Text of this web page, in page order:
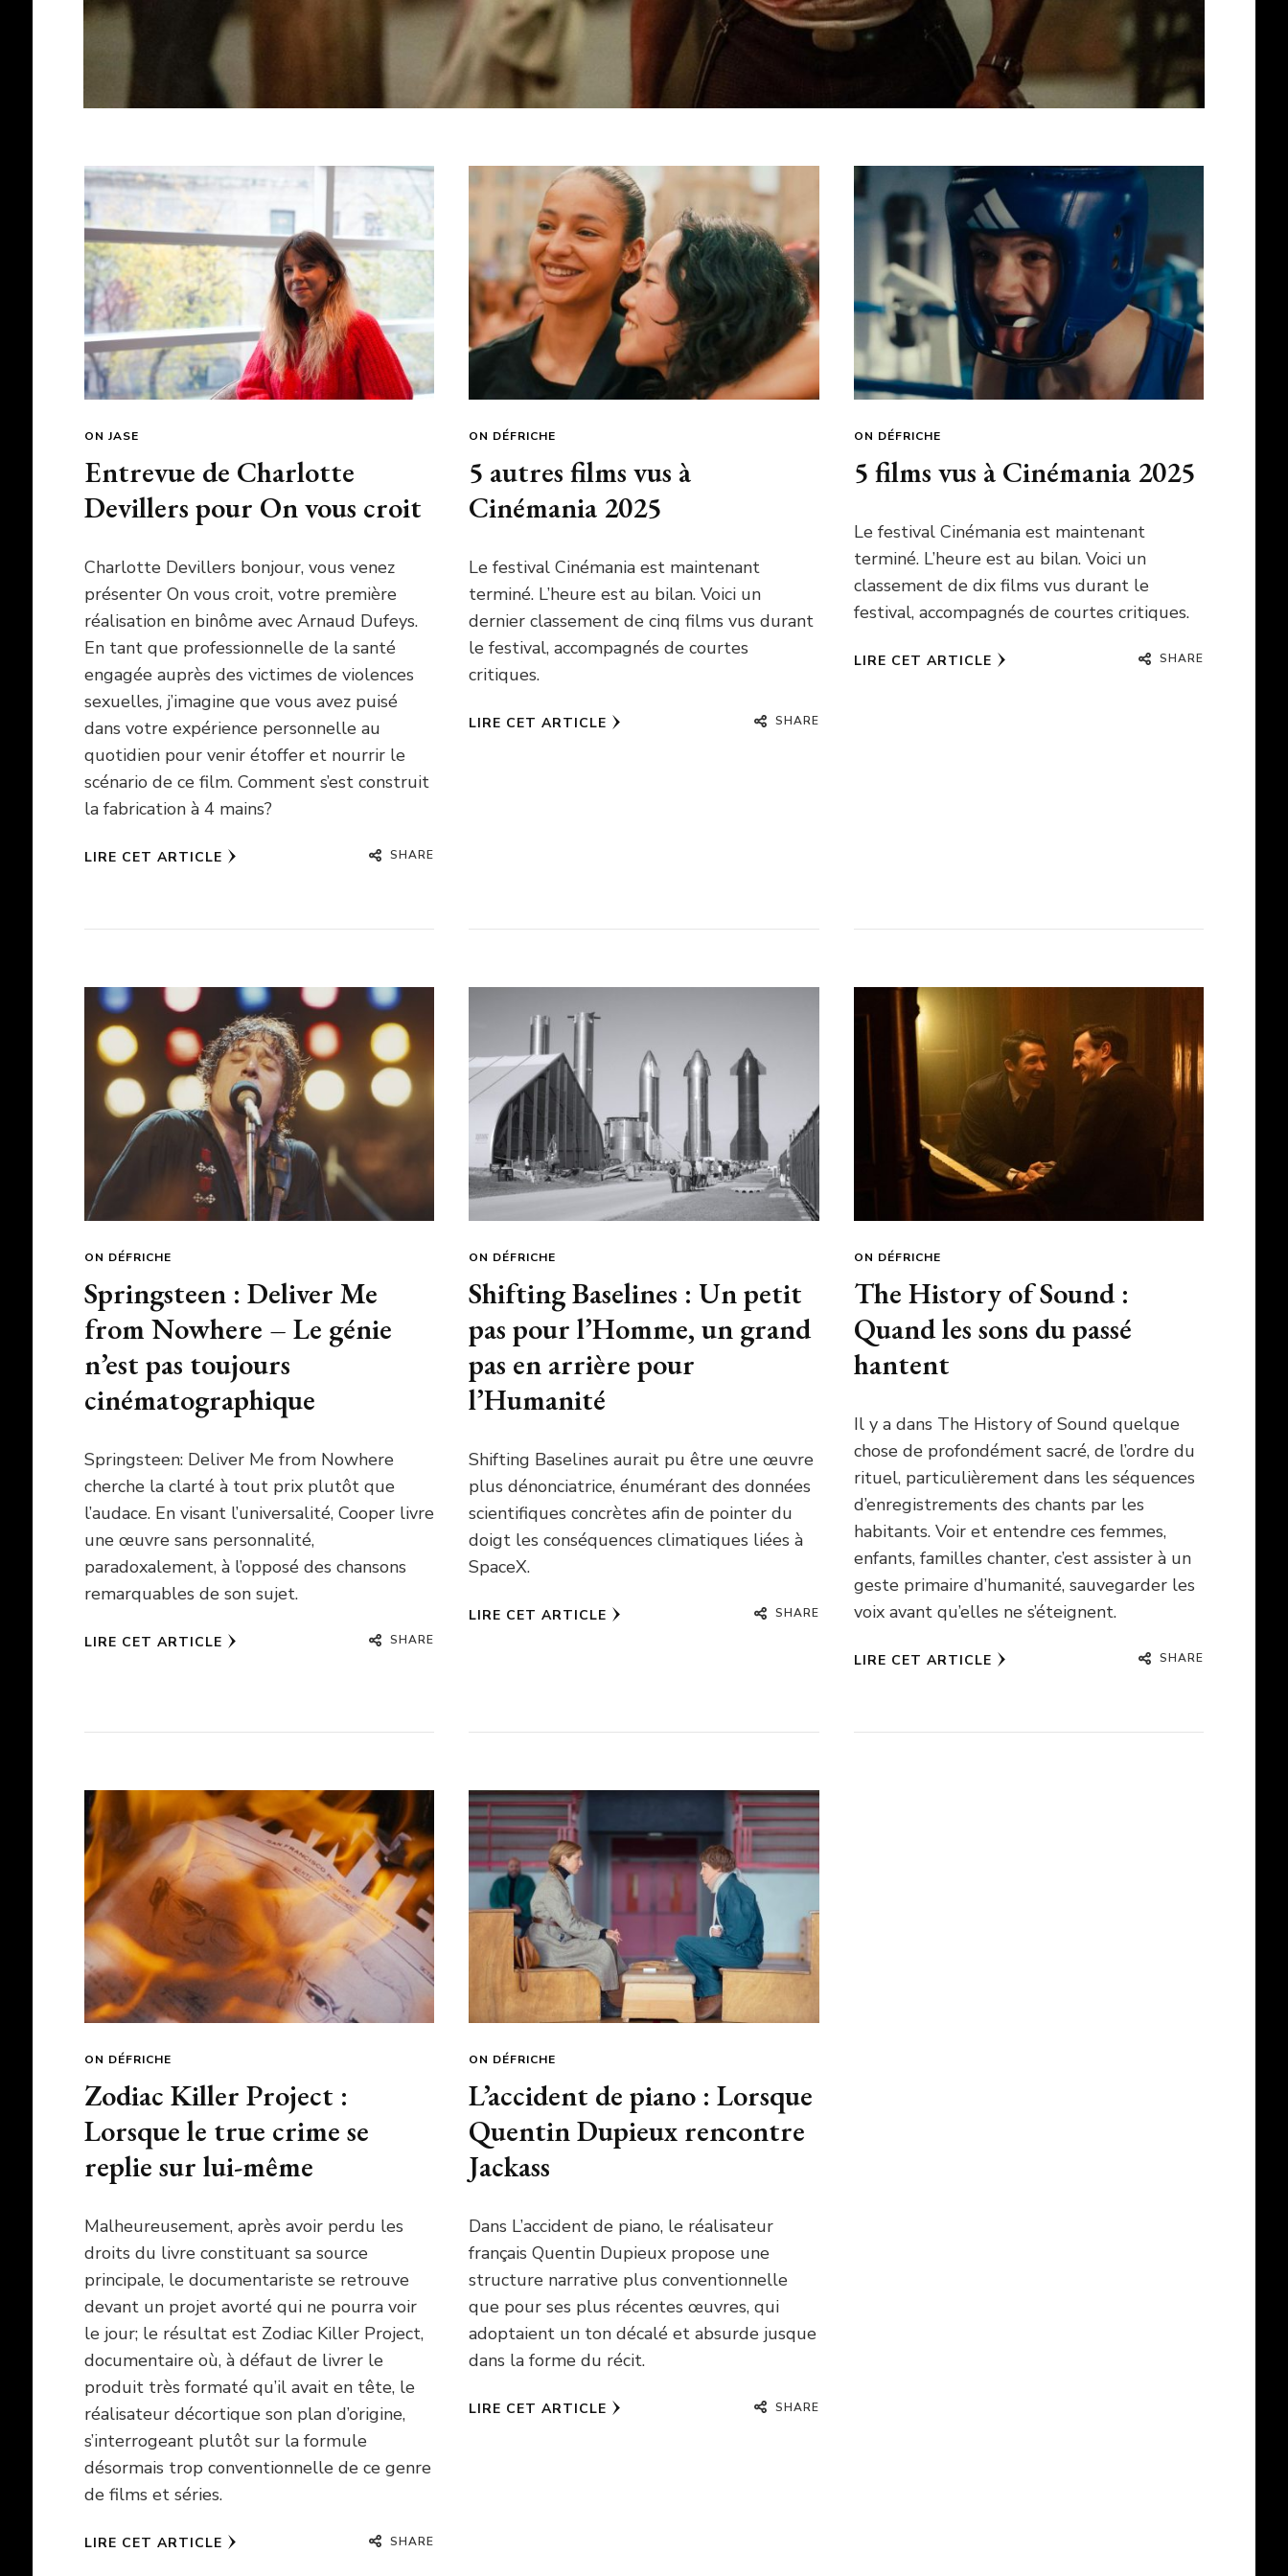
ON JASE
Entrevue de Charlotte
Devillers pour On vous croit
Charlotte Devillers bonjour, vous venez
présenter On vous croit, votre première
réalisation en binôme avec Arnaud Dufeys.
En tant que professionnelle de la santé
engagée auprès des victimes de violences
sexuelles, j’imagine que vous avez puisé
dans votre expérience personnelle au
quotidien pour venir étoffer et nourrir le
scénario de ce film. Comment s’est construit
la fabrication à 4 mains?
LIRE CET ARTICLE SHARE
ON DÉFRICHE
5 autres films vus à
Cinémania 2025
Le festival Cinémania est maintenant
terminé. L’heure est au bilan. Voici un
dernier classement de cinq films vus durant
le festival, accompagnés de courtes
critiques.
LIRE CET ARTICLE SHARE
ON DÉFRICHE
5 films vus à Cinémania 2025
Le festival Cinémania est maintenant
terminé. L’heure est au bilan. Voici un
classement de dix films vus durant le
festival, accompagnés de courtes critiques.
LIRE CET ARTICLE SHARE
ON DÉFRICHE
Springsteen : Deliver Me
from Nowhere – Le génie
n’est pas toujours
cinématographique
Springsteen: Deliver Me from Nowhere
cherche la clarté à tout prix plutôt que
l’audace. En visant l’universalité, Cooper livre
une œuvre sans personnalité,
paradoxalement, à l’opposé des chansons
remarquables de son sujet.
LIRE CET ARTICLE SHARE
ON DÉFRICHE
Shifting Baselines : Un petit
pas pour l’Homme, un grand
pas en arrière pour
l’Humanité
Shifting Baselines aurait pu être une œuvre
plus dénonciatrice, énumérant des données
scientifiques concrètes afin de pointer du
doigt les conséquences climatiques liées à
SpaceX.
LIRE CET ARTICLE SHARE
ON DÉFRICHE
The History of Sound :
Quand les sons du passé
hantent
Il y a dans The History of Sound quelque
chose de profondément sacré, de l’ordre du
rituel, particulièrement dans les séquences
d’enregistrements des chants par les
habitants. Voir et entendre ces femmes,
enfants, familles chanter, c’est assister à un
geste primaire d’humanité, sauvegarder les
voix avant qu’elles ne s’éteignent.
LIRE CET ARTICLE SHARE
ON DÉFRICHE
Zodiac Killer Project :
Lorsque le true crime se
replie sur lui-même
Malheureusement, après avoir perdu les
droits du livre constituant sa source
principale, le documentariste se retrouve
devant un projet avorté qui ne pourra voir
le jour; le résultat est Zodiac Killer Project,
documentaire où, à défaut de livrer le
produit très formaté qu’il avait en tête, le
réalisateur décortique son plan d’origine,
s’interrogeant plutôt sur la formule
désormais trop conventionnelle de ce genre
de films et séries.
LIRE CET ARTICLE SHARE
ON DÉFRICHE
L’accident de piano : Lorsque
Quentin Dupieux rencontre
Jackass
Dans L’accident de piano, le réalisateur
français Quentin Dupieux propose une
structure narrative plus conventionnelle
que pour ses plus récentes œuvres, qui
adoptaient un ton décalé et absurde jusque
dans la forme du récit.
LIRE CET ARTICLE SHARE